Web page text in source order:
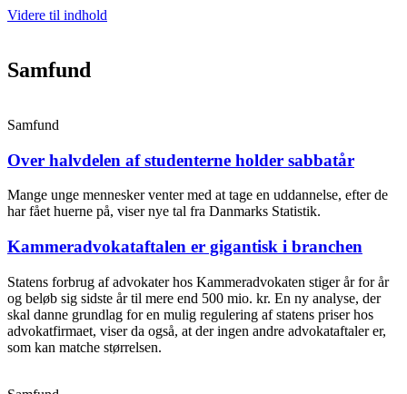
Videre til indhold
Samfund
Samfund
Over halvdelen af studenterne holder sabbatår
Mange unge mennesker venter med at tage en uddannelse, efter de
har fået huerne på, viser nye tal fra Danmarks Statistik.
Kammeradvokataftalen er gigantisk i branchen
Statens forbrug af advokater hos Kammeradvokaten stiger år for år
og beløb sig sidste år til mere end 500 mio. kr. En ny analyse, der
skal danne grundlag for en mulig regulering af statens priser hos
advokatfirmaet, viser da også, at der ingen andre advokataftaler er,
som kan matche størrelsen.